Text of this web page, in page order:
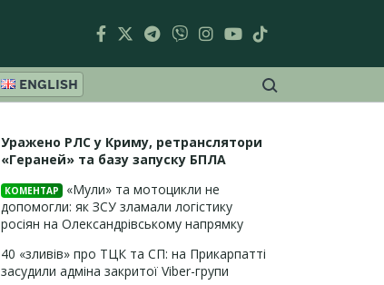
ENGLISH
Уражено РЛС у Криму, ретранслятори
«Гераней» та базу запуску БПЛА
КОМЕНТАР
«Мули» та мотоцикли не
допомогли: як ЗСУ зламали логістику
росіян на Олександрівському напрямку
40 «зливів» про ТЦК та СП: на Прикарпатті
засудили адміна закритої Viber-групи